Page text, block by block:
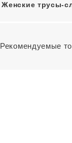
Женские трусы-
Рекомендуемые